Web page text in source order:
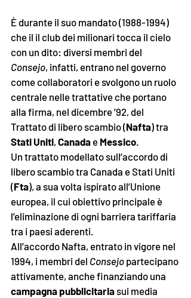
È durante il suo mandato (1988-1994)
che il il club dei milionari tocca il cielo
con un dito: diversi membri del
Consejo, infatti, entrano nel governo
come collaboratori e svolgono un ruolo
centrale nelle trattative che portano
alla firma, nel dicembre ’92, del
Trattato di libero scambio (Nafta) tra
Stati Uniti, Canada e Messico.
Un trattato modellato sull’accordo di
libero scambio tra Canada e Stati Uniti
(Fta), a sua volta ispirato all’Unione
europea, il cui obiettivo principale è
l’eliminazione di ogni barriera tariffaria
tra i paesi aderenti.
All’accordo Nafta, entrato in vigore nel
1994, i membri del Consejo partecipano
attivamente, anche finanziando una
campagna pubblicitaria sui media